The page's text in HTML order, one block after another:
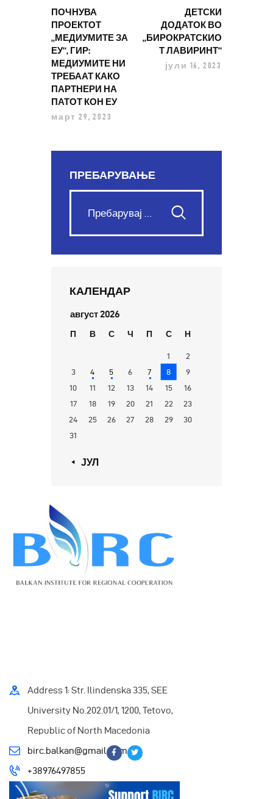
ПОЧНУВА
ПРОЕКТОТ
„МЕДИУМИТЕ ЗА
ЕУ“, ГИР:
МЕДИУМИТЕ НИ
ТРЕБААТ КАКО
ПАРТНЕРИ НА
ПАТОТ КОН ЕУ
март 29, 2023
ДЕТСКИ
ДОДАТОК ВО
„БИРОКРАТСКИО
Т ЛАВИРИНТ“​​
јули 16, 2023
ПРЕБАРУВАЊЕ
КАЛЕНДАР
август 2026
П В С Ч П С Н
1
2
3
4 5 6 7 8
9
10
11 12 13 14 15
16
17
18 19 20 21 22
23
24
25 26 27 28 29
30
31
« ЈУЛ
Address 1: Str. Ilindenska 335, SEE
University No.202.01/1, 1200, Tetovo,
Republic of North Macedonia
birc.balkan@gmail.com
+38976497855